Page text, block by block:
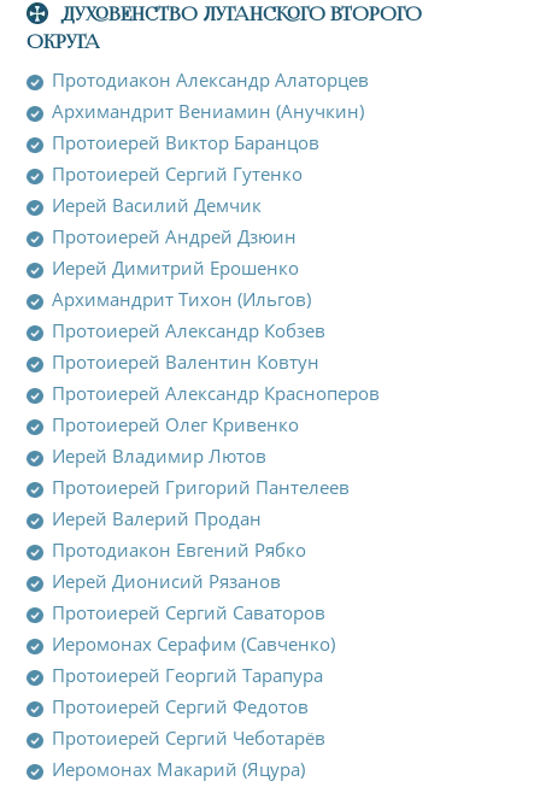
ДУХОВЕНСТВО ЛУГАНСКОГО ВТОРОГО
ОКРУГА
Протодиакон Александр Алаторцев
Архимандрит Вениамин (Анучкин)
Протоиерей Виктор Баранцов
Протоиерей Сергий Гутенко
Иерей Василий Демчик
Протоиерей Андрей Дзюин
Иерей Димитрий Ерошенко
Архимандрит Тихон (Ильгов)
Протоиерей Александр Кобзев
Протоиерей Валентин Ковтун
Протоиерей Александр Красноперов
Протоиерей Олег Кривенко
Иерей Владимир Лютов
Протоиерей Григорий Пантелеев
Иерей Валерий Продан
Протодиакон Евгений Рябко
Иерей Дионисий Рязанов
Протоиерей Сергий Саваторов
Иеромонах Серафим (Савченко)
Протоиерей Георгий Тарапура
Протоиерей Сергий Федотов
Протоиерей Сергий Чеботарёв
Иеромонах Макарий (Яцура)